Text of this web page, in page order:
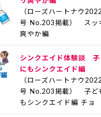
（ローズハートナウ
号 No.203掲載） スッ
爽やか編
シンクエイド体験談 子
にもシンクエイド編
（ローズハートナウ
号 No.203掲載） 子ど
もシンクエイド編 チョ